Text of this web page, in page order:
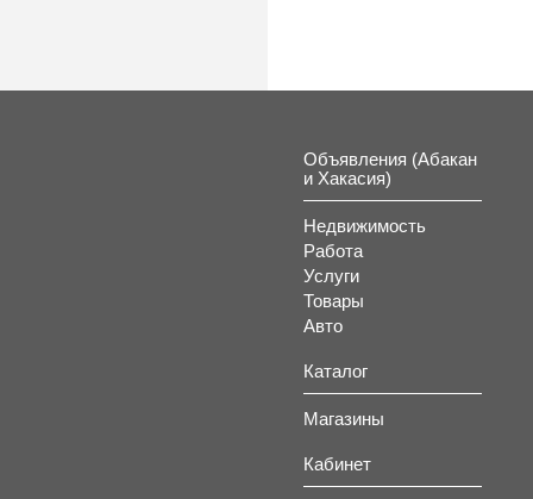
Объявления (Абакан
и Хакасия)
Недвижимость
Работа
Услуги
Товары
Авто
Каталог
Магазины
Кабинет